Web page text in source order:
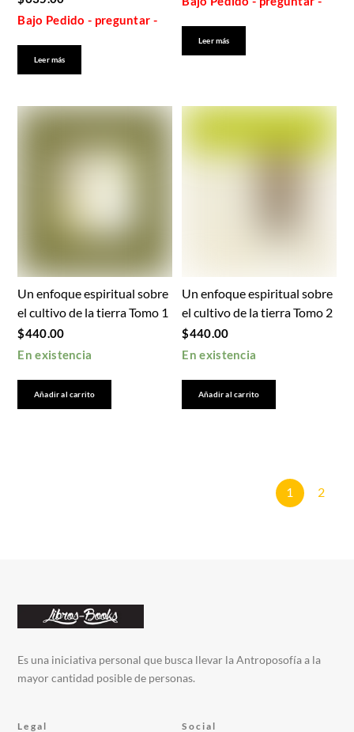
Bajo Pedido - preguntar -
Leer más
Leer más
Un enfoque espiritual sobre
el cultivo de la tierra Tomo 1
$440.00
En existencia
Añadir al carrito
Un enfoque espiritual sobre
el cultivo de la tierra Tomo 2
$440.00
En existencia
Añadir al carrito
1 2
Es una iniciativa personal que busca llevar la Antroposofía a la
mayor cantidad posible de personas.
Legal Social